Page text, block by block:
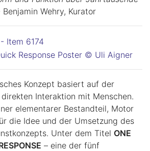
Benjamin Wehry, Kurator
Konzept basiert auf der
Interaktion mit Menschen.
elementarer Bestandteil, Motor
die Idee und der Umsetzung des
Unter dem Titel ONE
– eine der fünf